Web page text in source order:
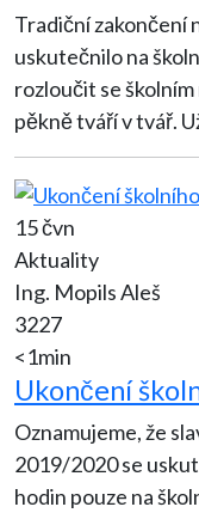
Tradiční zakončení
uskutečnilo na
rozloučit se
pěkně tváří v tvář.
15 čvn
Aktuality
Ing. Mopils Aleš
3227
<1min
Ukončení
Oznamujeme, že
2019/2020 se
hodin pouze na